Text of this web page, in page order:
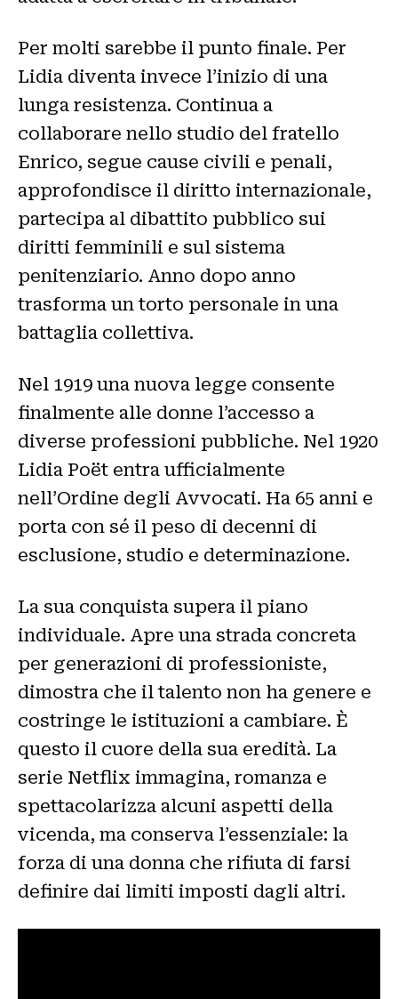
Per molti sarebbe il punto finale. Per
Lidia diventa invece l’inizio di una
lunga resistenza. Continua a
collaborare nello studio del fratello
Enrico, segue cause civili e penali,
approfondisce il diritto internazionale,
partecipa al dibattito pubblico sui
diritti femminili e sul sistema
penitenziario. Anno dopo anno
trasforma un torto personale in una
battaglia collettiva.
Nel 1919 una nuova legge consente
finalmente alle donne l’accesso a
diverse professioni pubbliche. Nel 1920
Lidia Poët entra ufficialmente
nell’Ordine degli Avvocati. Ha 65 anni e
porta con sé il peso di decenni di
esclusione, studio e determinazione.
La sua conquista supera il piano
individuale. Apre una strada concreta
per generazioni di professioniste,
dimostra che il talento non ha genere e
costringe le istituzioni a cambiare. È
questo il cuore della sua eredità. La
serie Netflix immagina, romanza e
spettacolarizza alcuni aspetti della
vicenda, ma conserva l’essenziale: la
forza di una donna che rifiuta di farsi
definire dai limiti imposti dagli altri.